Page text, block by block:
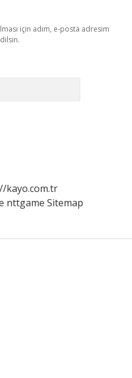
için adım, e-posta adresim
kayo.com.tr
nttgame Sitemap